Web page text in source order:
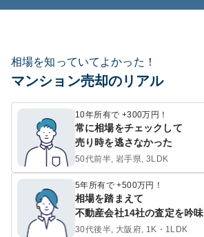
相場を知っていてよかった！
マンション売却のリアル
10年所有で +300万円！
常に相場をチェックして
売り時を逃さなかった
50代前半, 岩手県, 3LDK
5年所有で +500万円！
相場を踏まえて
不動産会社14社の査定を吟味
30代後半, 大阪府, 1K・1LDK